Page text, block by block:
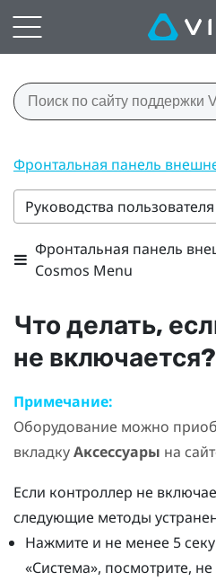
Фронтальная панель
Руководства пользователя
Фронтальная панель
Cosmos Menu
Что делать,
не включается?
Примечание:
Оборудование можно
вкладкуАксессуары на
Если контроллер не
следующие методы
Нажмите и не менее 5
«Система», посмотрите,